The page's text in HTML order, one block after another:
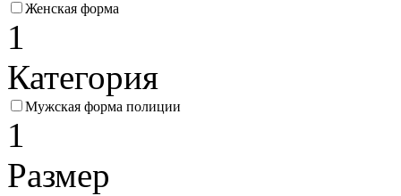
Женская форма
1
Категория
Мужская форма полиции
1
Размер